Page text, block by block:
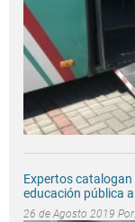
Expertos
educación pública
26 de Agosto 2019 Por: